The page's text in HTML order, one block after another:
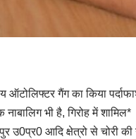
ऑटोलिफ्टर गैंग का किया
भी है, गिरोह में शामिल*
उ0प्र0 आदि क्षेत्रो से चोरी